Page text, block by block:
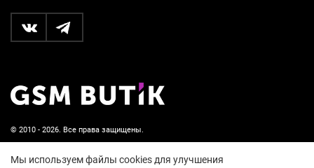
© 2010 - 2026. Все права защищены.
Пользовательское соглашение и политика
Мы используем файлы cookies для улучшения